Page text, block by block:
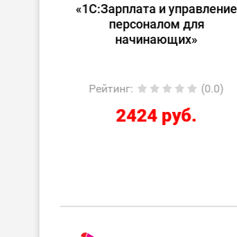
«1С:Зарплата и управление
персоналом для
начинающих»
Рейтинг: (0.0)
2424 руб.